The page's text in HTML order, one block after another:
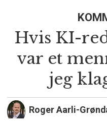
Hvis KI-
var et
jeg
Roger Aarli-